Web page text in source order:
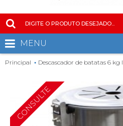
MENU
Principal Descascador de batatas 6 kg
CONSULTE